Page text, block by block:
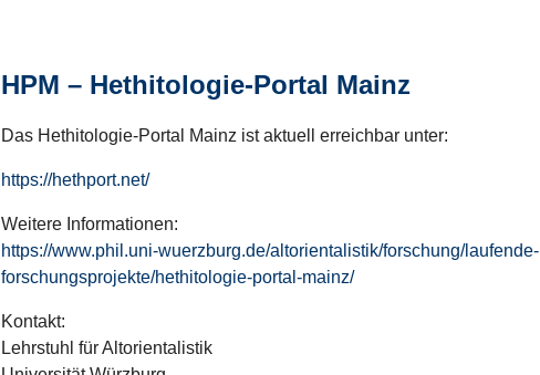
HPM – Hethitologie-Portal Mainz
Das Hethitologie-Portal Mainz ist aktuell erreichbar unter:
https://hethport.net/
Weitere Informationen:
https://www.phil.uni-wuerzburg.de/altorientalistik/forschung/laufende-
forschungsprojekte/hethitologie-portal-mainz/
Kontakt:
Lehrstuhl für Altorientalistik